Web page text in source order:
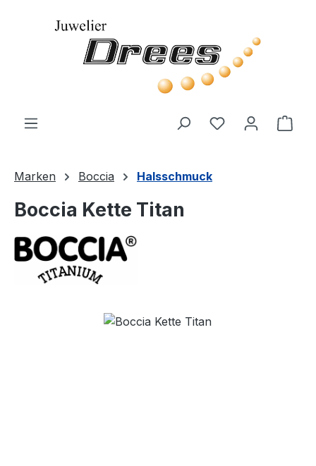
Zum Hauptinhalt springen
Marken Boccia Halsschmuck
Boccia Kette Titan
Bildergalerie überspringen